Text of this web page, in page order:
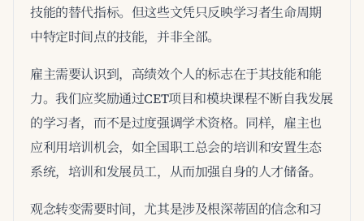
技能的替代指标。但这些文凭只反映学习者生命周期
中特定时间点的技能，并非全部。
雇主需要认识到，高绩效个人的标志在于其技能和能
力。我们应奖励通过CET项目和模块课程不断自我发展
的学习者，而不是过度强调学术资格。同样，雇主也
应利用培训机会，如全国职工总会的培训和安置生态
系统，培训和发展员工，从而加强自身的人才储备。
观念转变需要时间，尤其是涉及根深蒂固的信念和习